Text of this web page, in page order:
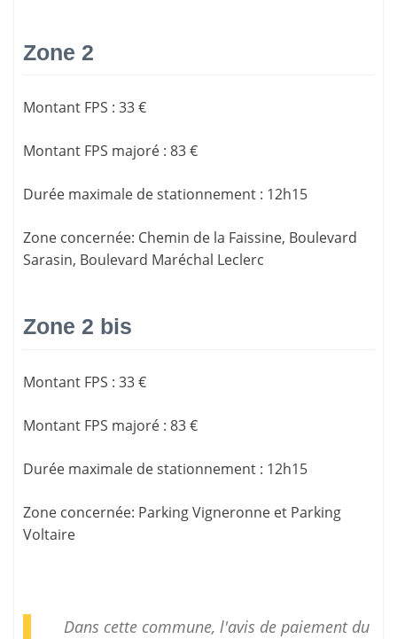
Zone 2
Montant FPS : 33 €
Montant FPS majoré : 83 €
Durée maximale de stationnement : 12h15
Zone concernée: Chemin de la Faissine, Boulevard
Sarasin, Boulevard Maréchal Leclerc
Zone 2 bis
Montant FPS : 33 €
Montant FPS majoré : 83 €
Durée maximale de stationnement : 12h15
Zone concernée: Parking Vigneronne et Parking
Voltaire
Dans cette commune, l'avis de paiement du